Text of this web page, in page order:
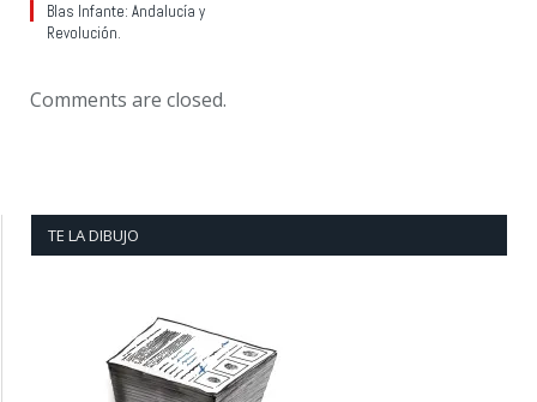
Blas Infante: Andalucía y
Revolución.
Comments are closed.
TE LA DIBUJO